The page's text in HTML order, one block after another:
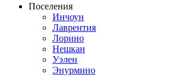
Поселения
Инчоун
Лаврентия
Лорино
Нешкан
Уэлен
Энурмино